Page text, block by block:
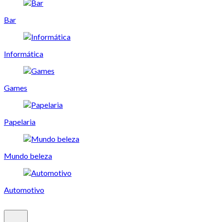
Bar
Informática
Games
Papelaria
Mundo beleza
Automotivo